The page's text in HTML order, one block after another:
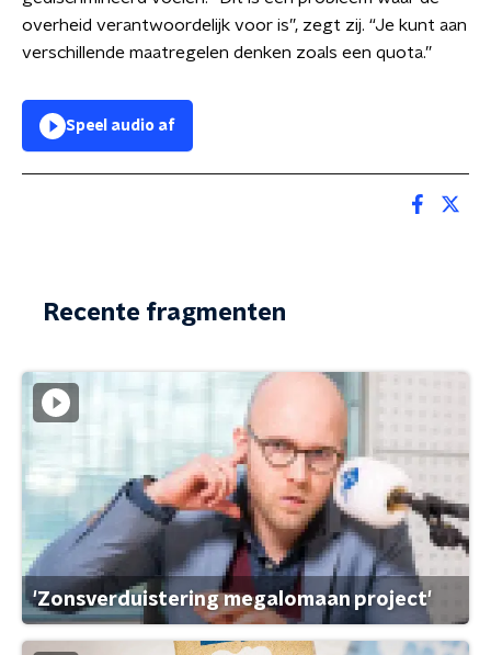
overheid verantwoordelijk voor is”, zegt zij. “Je kunt aan
verschillende maatregelen denken zoals een quota.”
Speel audio af
Recente fragmenten
'Zonsverduistering megalomaan project'